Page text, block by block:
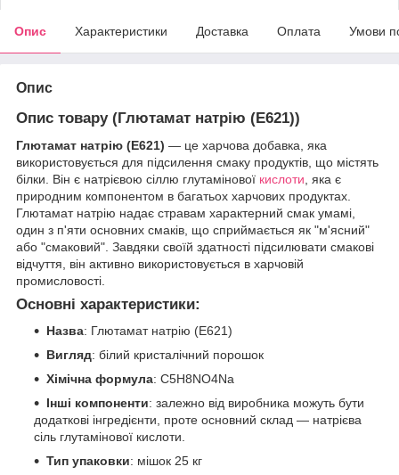
Опис Характеристики Доставка Оплата Умови
Опис
Опис товару (Глютамат натрію (Е621))
Глютамат натрію (Е621) — це харчова добавка, яка
використовується для підсилення смаку продуктів, що містять
білки. Він є натрієвою сіллю глутамінової кислоти , яка є
природним компонентом в багатьох харчових продуктах.
Глютамат натрію надає стравам характерний смак умамі,
один з п'яти основних смаків, що сприймається як "м'ясний"
або "смаковий". Завдяки своїй здатності підсилювати смакові
відчуття, він активно використовується в харчовій
промисловості.
Основні характеристики:
Назва: Глютамат натрію (Е621)
Вигляд: білий кристалічний порошок
Хімічна формула: C5H8NO4Na
Інші компоненти: залежно від виробника можуть бути
додаткові інгредієнти, проте основний склад — натрієва
сіль глутамінової кислоти.
Тип упаковки: мішок 25 кг